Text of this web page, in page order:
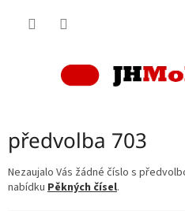
předvolba 703
Nezaujalo Vás žádné číslo s
nabídku Pěkných čísel.